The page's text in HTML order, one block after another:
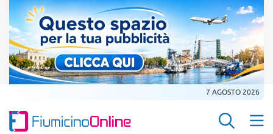
7 AGOSTO 2026